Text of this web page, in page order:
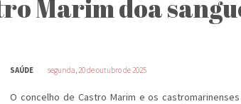
Marim doa
SAÚDE segunda, 20 de outubro de 2025
O concelho de Castro Marim e os